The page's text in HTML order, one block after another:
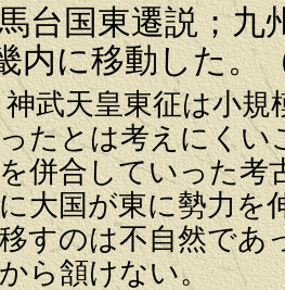
台国東遷説；九
内に移動した。
神武天皇東征は小規
ったとは考えにくい
を併合していった考
に大国が東に勢力を
移すのは不自然であ
から頷けない。